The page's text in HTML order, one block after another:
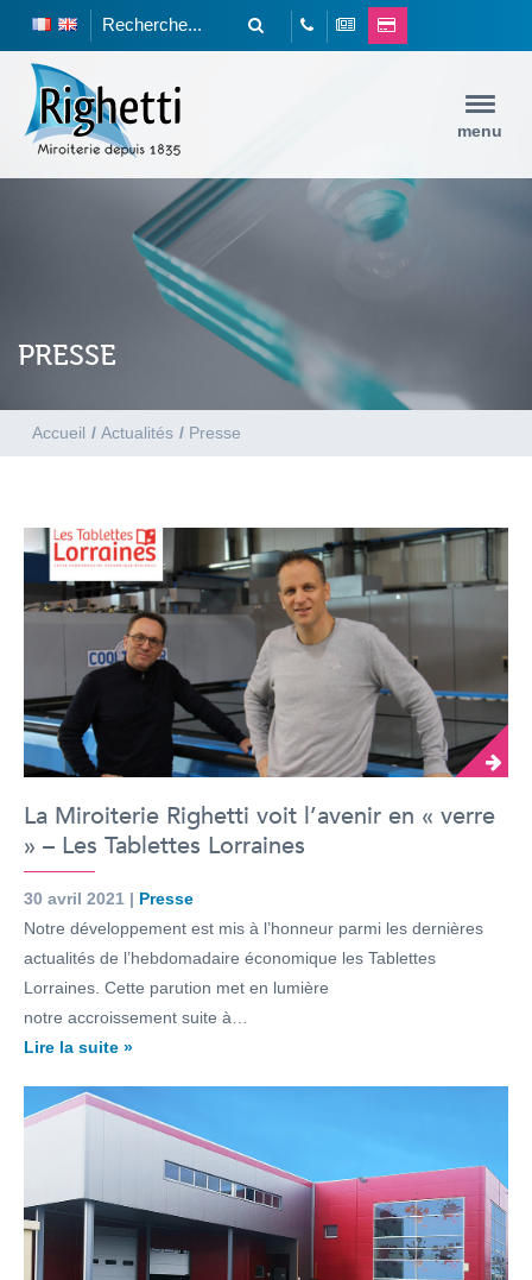
menu
PRESSE
Accueil / Actualités / Presse
La Miroiterie Righetti voit l’avenir en « verre
» – Les Tablettes Lorraines
30 avril 2021 | Presse
Notre développement est mis à l’honneur parmi les dernières
actualités de l’hebdomadaire économique les Tablettes
Lorraines. Cette parution met en lumière
notre accroissement suite à…
Lire la suite »